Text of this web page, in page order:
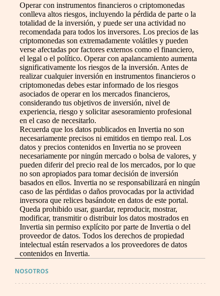
Operar con instrumentos financieros o criptomonedas
conlleva altos riesgos, incluyendo la pérdida de parte o la
totalidad de la inversión, y puede ser una actividad no
recomendada para todos los inversores. Los precios de las
criptomonedas son extremadamente volátiles y pueden
verse afectadas por factores externos como el financiero,
el legal o el político. Operar con apalancamiento aumenta
significativamente los riesgos de la inversión. Antes de
realizar cualquier inversión en instrumentos financieros o
criptomonedas debes estar informado de los riesgos
asociados de operar en los mercados financieros,
considerando tus objetivos de inversión, nivel de
experiencia, riesgo y solicitar asesoramiento profesional
en el caso de necesitarlo.
Recuerda que los datos publicados en Invertia no son
necesariamente precisos ni emitidos en tiempo real. Los
datos y precios contenidos en Invertia no se proveen
necesariamente por ningún mercado o bolsa de valores, y
pueden diferir del precio real de los mercados, por lo que
no son apropiados para tomar decisión de inversión
basados en ellos. Invertia no se responsabilizará en ningún
caso de las pérdidas o daños provocadas por la actividad
inversora que relices basándote en datos de este portal.
Queda prohibido usar, guardar, reproducir, mostrar,
modificar, transmitir o distribuir los datos mostrados en
Invertia sin permiso explícito por parte de Invertia o del
proveedor de datos. Todos los derechos de propiedad
intelectual están reservados a los proveedores de datos
contenidos en Invertia.
NOSOTROS